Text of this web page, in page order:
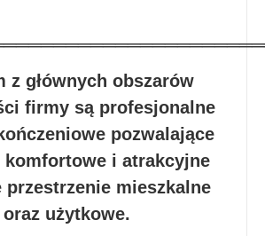
z głównych obszarów
firmy są profesjonalne
pozwalające
komfortowe i atrakcyjne
przestrzenie mieszkalne
oraz użytkowe.